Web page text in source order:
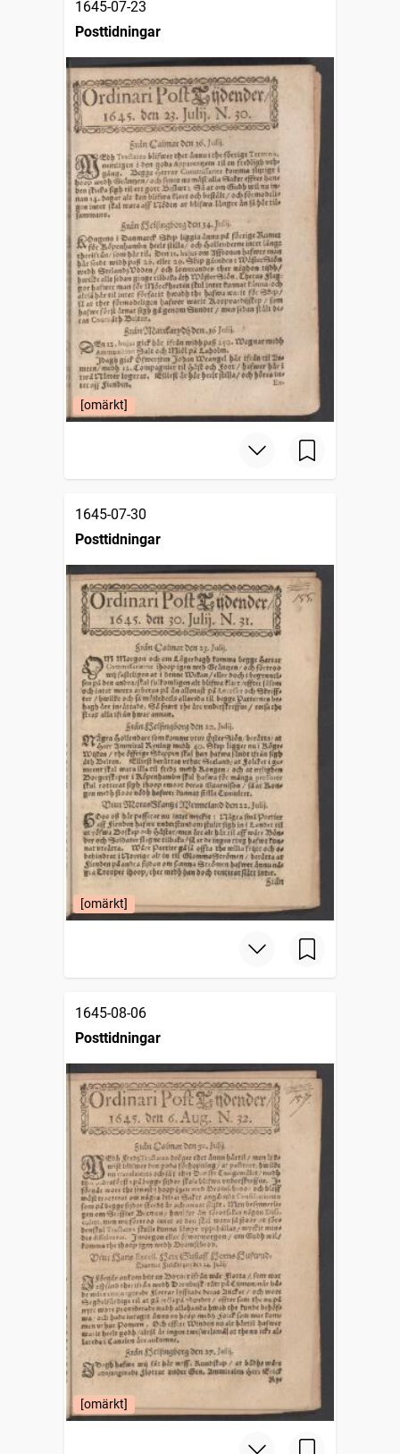
1645-07-23
Posttidningar
[omärkt]
1645-07-30
Posttidningar
[omärkt]
1645-08-06
Posttidningar
[omärkt]